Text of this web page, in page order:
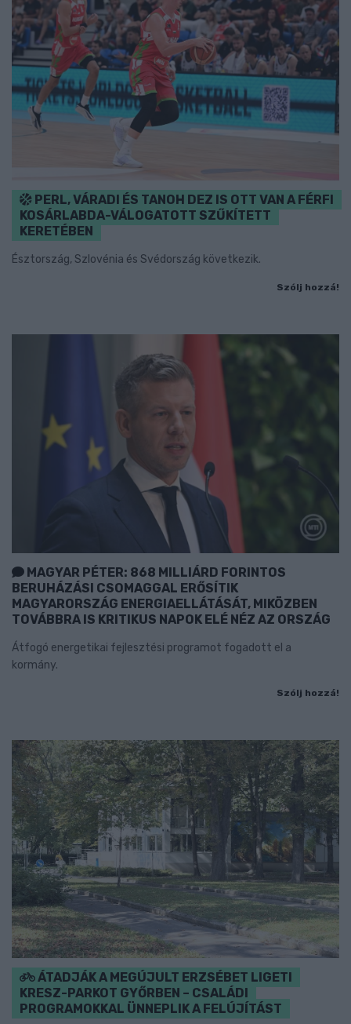
PERL, VÁRADI ÉS TANOH DEZ IS OTT VAN A FÉRFI
KOSÁRLABDA-VÁLOGATOTT SZŰKÍTETT
KERETÉBEN
Észtország, Szlovénia és Svédország következik.
Szólj hozzá!
MAGYAR PÉTER: 868 MILLIÁRD FORINTOS
BERUHÁZÁSI CSOMAGGAL ERŐSÍTIK
MAGYARORSZÁG ENERGIAELLÁTÁSÁT, MIKÖZBEN
TOVÁBBRA IS KRITIKUS NAPOK ELÉ NÉZ AZ ORSZÁG
Átfogó energetikai fejlesztési programot fogadott el a
kormány.
Szólj hozzá!
ÁTADJÁK A MEGÚJULT ERZSÉBET LIGETI
KRESZ-PARKOT GYŐRBEN – CSALÁDI
PROGRAMOKKAL ÜNNEPLIK A FELÚJÍTÁST